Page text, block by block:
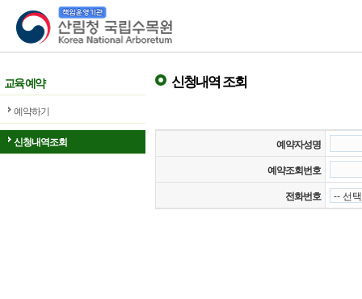
산림청 국립수목원
교육 예약
예약하기
신청내역조회
신청내역 조회
예약자성명
예약조회번호
전화번호